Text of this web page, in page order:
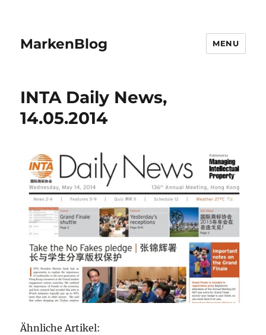
MarkenBlog MENU
INTA Daily News,
14.05.2014
Ähnliche Artikel: